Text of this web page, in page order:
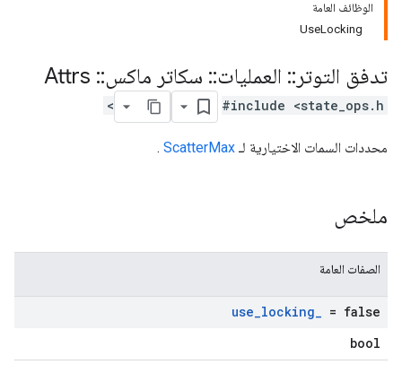
الوظائف العامة
UseLocking
تدفق التوتر :: العمليات:: سكاتر ماكس::
#include <state_ops.h>
محددات السمات الاختيارية لـ ScatterMax
.
ملخص
الصفات العامة
use_locking_ = false
bool